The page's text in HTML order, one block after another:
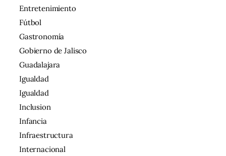
Entretenimiento
Fútbol
Gastronomía
Gobierno de Jalisco
Guadalajara
Igualdad
Igualdad
Inclusion
Infancia
Infraestructura
Internacional